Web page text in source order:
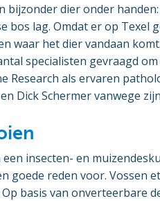
bijzonder dier onder
bos lag. Omdat er op Texel
waar het dier vandaan
specialisten gevraagd
Research als ervaren
Dick Schermer vanwege
insecten- en
goede reden voor. Vossen
basis van onverteerbare